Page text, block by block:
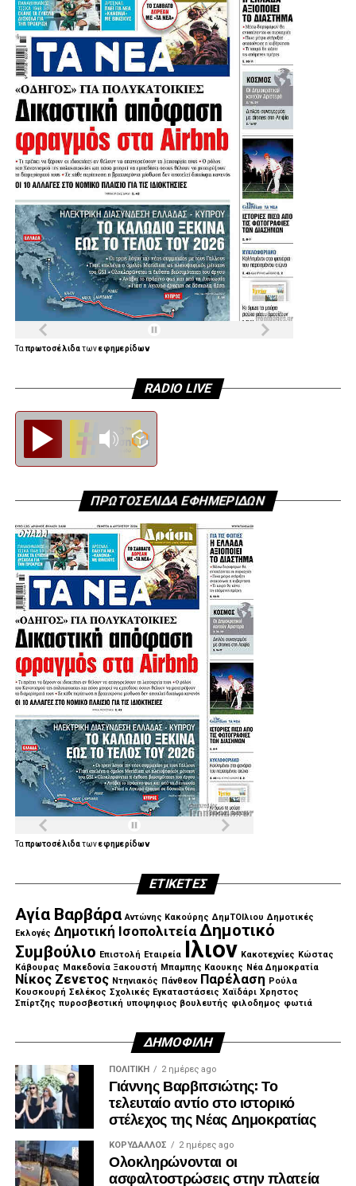
.
.
.
.
.
.
Ταπρωτοσέλιδατωνεφημερίδων
RADIO LIVE
ΠΡΩΤΟΣΕΛΙΔΑ ΕΦΗΜΕΡΙΔΩΝ
Ταπρωτοσέλιδατωνεφημερίδων
ΕΤΙΚΈΤΕΣ
Αγία Βαρβάρα Αντώνης Κακούρης ΔημΤΟΙλιου Δημοτικές
Εκλογές Δημοτική Ισοπολιτεία Δημοτικό
Συμβούλιο Επιστολή Εταιρεία Ιλιον Κακοτεχνίες Κώστας
Κάβουρας Μακεδονία Ξακουστή Μπαμπης Καουκης Νέα Δημοκρατία
Νίκος Ζενετος Ντηνιακός Πάνθεον Παρέλαση Ρούλα
Κουσκουρή Σελέκος Σχολικές Εγκαταστάσεις Χαϊδάρι Χρηστος
Σπίρτζης πυροσβεστική υποψηφιος βουλευτής φιλοδημος φωτιά
ΔΗΜΟΦΙΛΉ
ΠΟΛΙΤΙΚΉ 2 ημέρες ago
Γιάννης Βαρβιτσιώτης: Το
τελευταίο αντίο στο ιστορικό
στέλεχος της Νέας Δημοκρατίας
ΚΟΡΥΔΑΛΛΟΣ 2 ημέρες ago
Ολοκληρώνονται οι
ασφαλτοστρώσεις στην πλατεία